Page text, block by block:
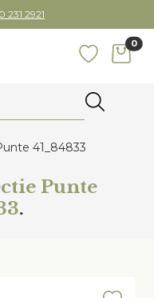
231 2921
0
41_84833
Punte
.